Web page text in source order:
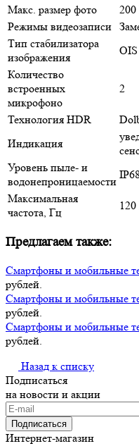
Макс. размер фото
Режимы видеозаписи
Тип стабилизатора
изображения
OIS
Количество
встроенных
микрофоно
2
Технология HDR
Индикация
Уровень пыле- и
водонепроницаемости
IP68
Максимальная
частота, Гц
Предлагаем также:
Смартфоны и мобильные
рублей.
Смартфоны и мобильные
рублей.
Смартфоны и мобильные
рублей.
Назад к списку
Подписаться
на новости и акции
Подписаться
Интернет-магазин